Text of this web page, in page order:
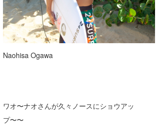
Naohisa Ogawa
ワオ〜ナオさんが久々ノースにショウアッ
プ〜〜